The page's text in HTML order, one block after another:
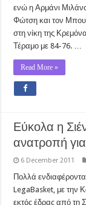
ενώ η Αρμάνι
Φώτση και τον
στη νίκη της
Τέραμο με 84-76. …
Read More »
Εύκολα η
ανατροπή
6 December 2011
Πολλά
LegaBasket, με την
εκτός έδρας από τη